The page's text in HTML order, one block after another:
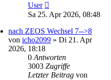
User
Sa 25. Apr 2026, 08:48
nach ZEOS Wechsel 7-->8
von icho2099 » Di 21. Apr
2026, 18:18
0 Antworten
3003 Zugriffe
Letzter Beitrag von